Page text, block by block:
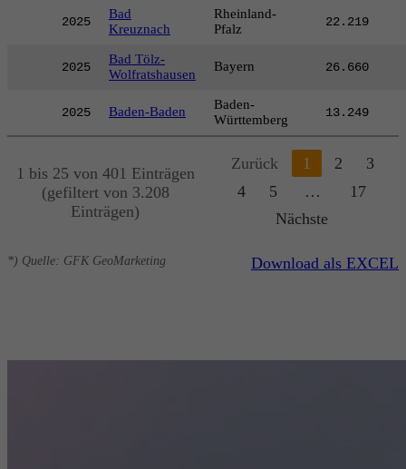
2025
Bad
Kreuznach
Rheinland-
Pfalz
22.219
2025
Bad Tölz-
Wolfratshausen
Bayern 26.660
2025 Baden-Baden
Baden-
Württemberg
13.249
1 bis 25 von 401 Einträgen
(gefiltert von 3.208
Einträgen)
Zurück 1 2
3
4
5 …
17
Nächste
*) Quelle: GFK GeoMarketing Download als EXCEL